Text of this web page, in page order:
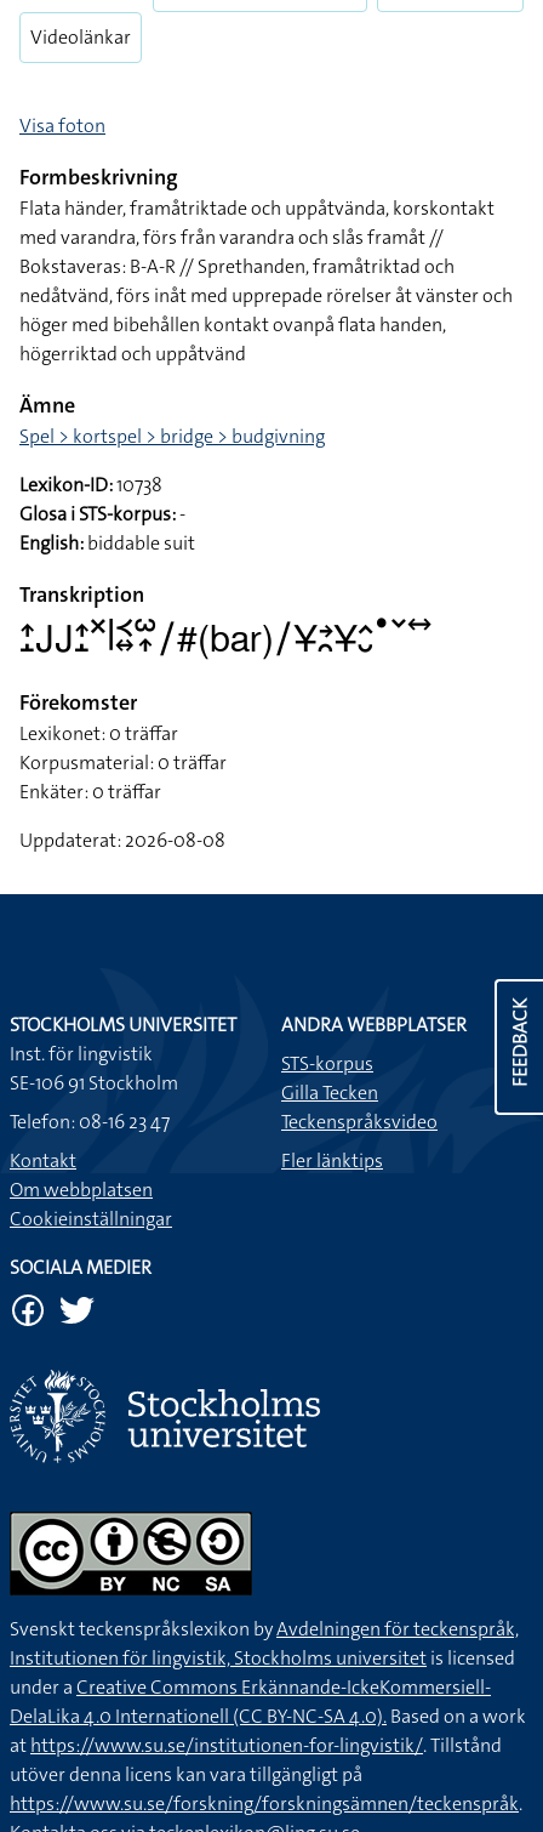
Videolänkar
Visa foton
Formbeskrivning
Flata händer, framåtriktade och uppåtvända, korskontakt
med varandra, förs från varandra och slås framåt //
Bokstaveras: B-A-R // Sprethanden, framåtriktad och
nedåtvänd, förs inåt med upprepade rörelser åt vänster och
höger med bibehållen kontakt ovanpå flata handen,
högerriktad och uppåtvänd
Ämne
Spel > kortspel > bridge > budgivning
Lexikon-ID:10738
Glosa i STS-korpus:-
English:biddable suit
Transkription
􌤴􌤸􌤢􌤢􌤴􌤸􌦎􌥼􌥹􌦉􌥱􌥾􌥠#(bar)􌥠􌥃􌥔􌥘􌥃􌤵􌤷􌤟􌥧􌥤
Förekomster
Lexikonet: 0 träffar
Korpusmaterial: 0 träffar
Enkäter: 0 träffar
Uppdaterat: 2026-08-08
FEEDBACK
STOCKHOLMS UNIVERSITET
Inst. för lingvistik
SE-106 91 Stockholm
Telefon: 08-16 23 47
Kontakt
Om webbplatsen
Cookieinställningar
ANDRA WEBBPLATSER
STS-korpus
Gilla Tecken
Teckenspråksvideo
Fler länktips
SOCIALA MEDIER
Svenskt teckenspråkslexikon byAvdelningen för teckenspråk,
Institutionen för lingvistik, Stockholms universitetis licensed
under aCreative Commons Erkännande-IckeKommersiell-
DelaLika 4.0 Internationell (CC BY-NC-SA 4.0).Based on a work
athttps://www.su.se/institutionen-for-lingvistik/. Tillstånd
utöver denna licens kan vara tillgängligt på
https://www.su.se/forskning/forskningsämnen/teckenspråk.